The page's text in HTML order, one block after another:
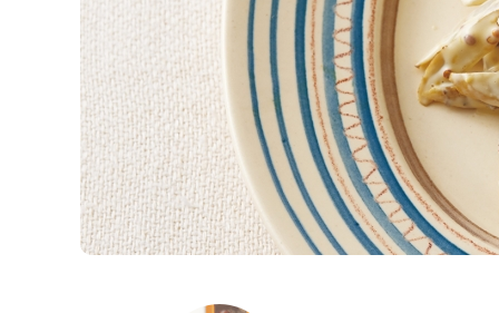
ナ
ル
み
ん
な
の
き
ょ
う
の